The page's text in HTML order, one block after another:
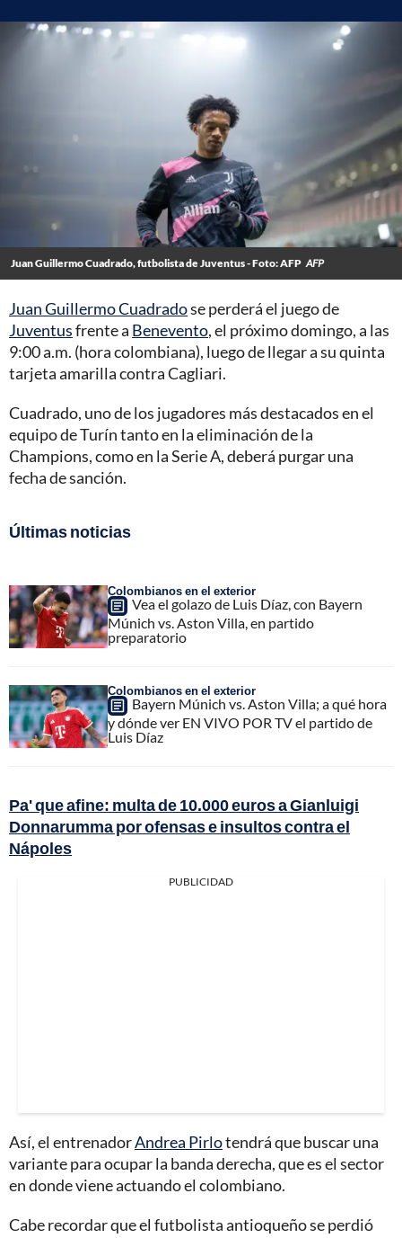
Juan Guillermo Cuadrado, futbolista de Juventus - Foto: AFP AFP
Juan Guillermo Cuadradose perderá el juego de
Juventusfrente a Benevento, el próximo domingo, a las
9:00 a.m. (hora colombiana), luego de llegar a su quinta
tarjeta amarilla contra Cagliari.
Cuadrado, uno de los jugadores más destacados en el
equipo de Turín tanto en la eliminación de la
Champions, como en la Serie A, deberá purgar una
fecha de sanción.
Últimas noticias
Colombianos en el exterior
Vea el golazo de Luis Díaz, con Bayern
Múnich vs. Aston Villa, en partido
preparatorio
Colombianos en el exterior
Bayern Múnich vs. Aston Villa; a qué hora
y dónde ver EN VIVO POR TV el partido de
Luis Díaz
Pa' que afine: multa de 10.000 euros a Gianluigi
Donnarumma por ofensas e insultos contra el
Nápoles
PUBLICIDAD
Así, el entrenadorAndrea Pirlotendrá que buscar una
variante para ocupar la banda derecha, que es el sector
en donde viene actuando el colombiano.
Cabe recordar que el futbolista antioqueño se perdió